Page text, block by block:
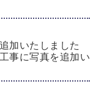
加いたしました
事に写真を追加い